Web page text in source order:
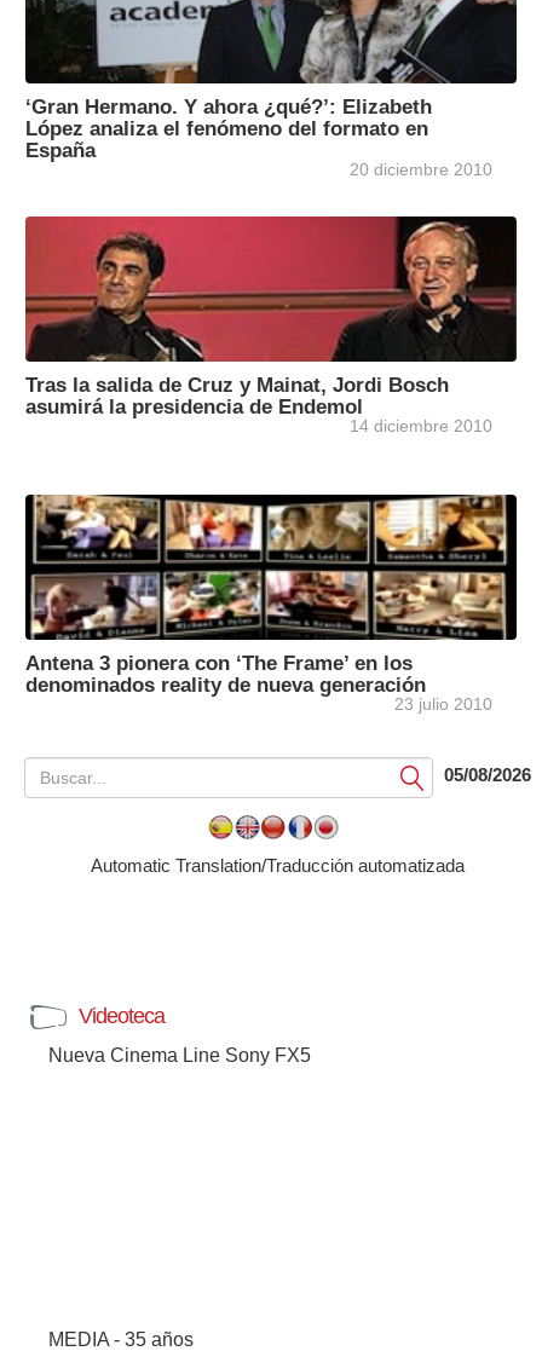
‘Gran Hermano. Y ahora ¿qué?’: Elizabeth
López analiza el fenómeno del formato en
España
20 diciembre 2010
Tras la salida de Cruz y Mainat, Jordi Bosch
asumirá la presidencia de Endemol
14 diciembre 2010
Antena 3 pionera con ‘The Frame’ en los
denominados reality de nueva generación
23 julio 2010
Submit05/08/2026
Automatic Translation/Traducción automatizada
Videoteca
Nueva Cinema Line Sony FX5
MEDIA - 35 años